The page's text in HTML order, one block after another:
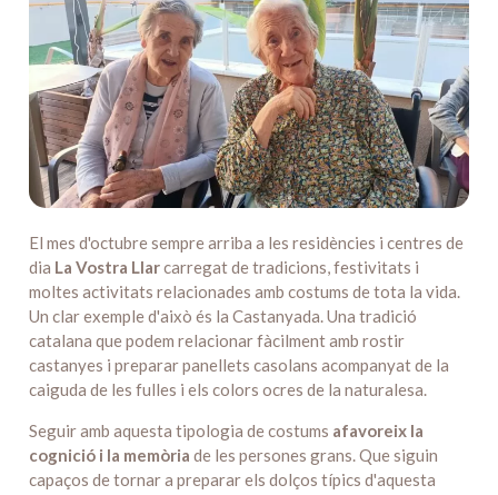
El mes d'octubre sempre arriba a les residències i centres de
dia La Vostra Llarcarregat de tradicions, festivitats i
moltes activitats relacionades amb costums de tota la vida.
Un clar exemple d'això és la Castanyada. Una tradició
catalana que podem relacionar fàcilment amb rostir
castanyes i preparar panellets casolans acompanyat de la
caiguda de les fulles i els colors ocres de la naturalesa.
Seguir amb aquesta tipologia de costums afavoreix la
cognició i la memòria de les persones grans. Que siguin
capaços de tornar a preparar els dolços típics d'aquesta